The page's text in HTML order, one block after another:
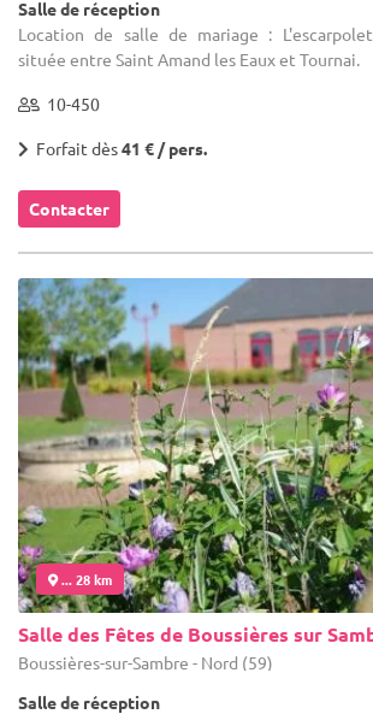
Salle de réception
Location de salle de mariage :
située entre Saint Amand les Eaux et Tournai.
10-450
Forfait dès41 € / pers.
Contacter
... 28 km
Salle des Fêtes de Boussières sur
Boussières-sur-Sambre - Nord (59)
Salle de réception